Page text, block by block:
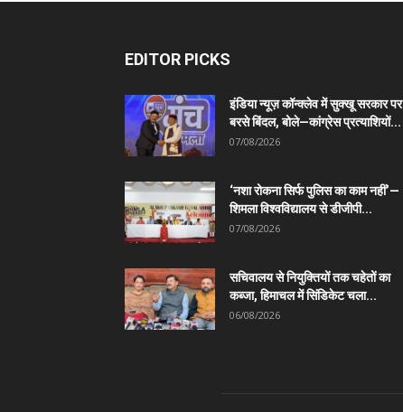
EDITOR PICKS
इंडिया न्यूज़ कॉन्क्लेव में सुक्खू सरकार पर
बरसे बिंदल, बोले—कांग्रेस प्रत्याशियों...
07/08/2026
‘नशा रोकना सिर्फ पुलिस का काम नहीं’—
शिमला विश्वविद्यालय से डीजीपी...
07/08/2026
सचिवालय से नियुक्तियों तक चहेतों का
कब्जा, हिमाचल में सिंडिकेट चला...
06/08/2026